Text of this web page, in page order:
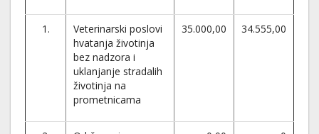
1.
Veterinarski poslovi
hvatanja životinja
bez nadzora i
uklanjanje stradalih
životinja na
prometnicama
35.000,00 34.555,00